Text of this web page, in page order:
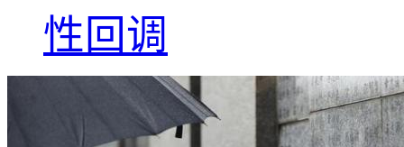
性回调